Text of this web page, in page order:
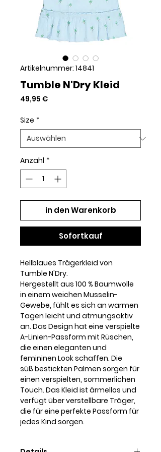
Artikelnummer: 14841
Tumble N'Dry Kleid
49,95 €Preis
Size *
Anzahl *
in den Warenkorb
Sofortkauf
Hellblaues Trägerkleid von
Tumble N'Dry.
Hergestellt aus 100 % Baumwolle
in einem weichen Musselin-
Gewebe, fühlt es sich an warmen
Tagen leicht und atmungsaktiv
an. Das Design hat eine verspielte
A-Linien-Passform mit Rüschen,
die einen eleganten und
femininen Look schaffen. Die
süß bestickten Palmen sorgen für
einen verspielten, sommerlichen
Touch. Das Kleid ist ärmellos und
verfügt über verstellbare Träger,
die für eine perfekte Passform für
jedes Kind sorgen.